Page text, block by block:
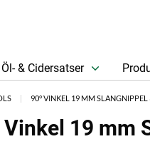
Öl- & Cidersatser
90° VINKEL 19 MM
Vinkel 19 mm